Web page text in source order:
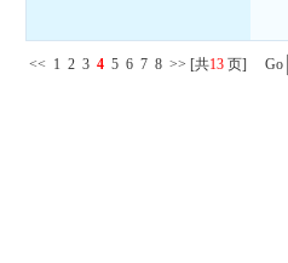
<< 1 2 3 4 5 6 7 8 >> [共13 页] Go